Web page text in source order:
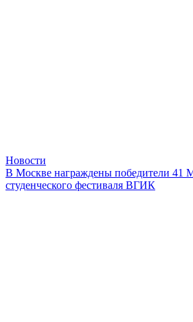
Новости
В Москве награждены победители 41
студенческого фестиваля ВГИК